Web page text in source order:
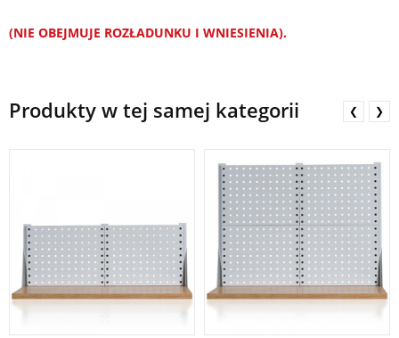
(NIE OBEJMUJE ROZŁADUNKU I WNIESIENIA).
Produkty w tej samej kategorii ❮ ❯